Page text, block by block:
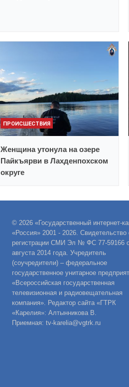
ПРОИСШЕСТВИЯ
Женщина утонула на озере
Пайкъярви в Лахденпохском
округе
© 2026 «Государственный интернет-
«Россия» 2001 - 2026. Свидетельство
регистрации СМИ Эл № ФС 77-59166
августа 2014 года. Учредитель
(соучредители) – федеральное
государственное унитарное
«Всероссийская государственная
телевизионная и радиовещательная
компания». Редактор сайта «ГТРК
«Карелия»: Алтынникова В.
Приемная: tv-karelia@vgtrk.ru